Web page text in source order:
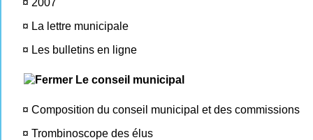
¤ La lettre municipale
¤ Les bulletins en ligne
Le conseil municipal
¤ Composition du conseil municipal et des commissions
¤ Trombinoscope des élus